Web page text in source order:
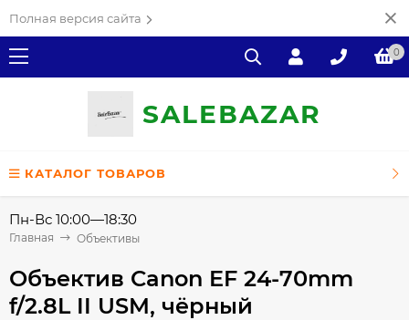
Полная версия сайта
0
SALEВAZAR
КАТАЛОГ ТОВАРОВ
Пн-Вс 10:00—18:30
Главная Объективы
Объектив Canon EF 24-70mm
f/2.8L II USM, чёрный